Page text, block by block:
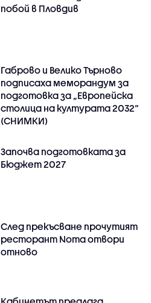
побой в Пловдив
Габрово и Велико Търново
подписаха меморандум за
подготовка за „Европейска
столица на културата 2032“
(СНИМКИ)
Започва подготовката за
Бюджет 2027
След прекъсване прочутият
ресторант Noma отвори
отново